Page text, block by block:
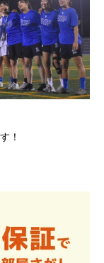
！